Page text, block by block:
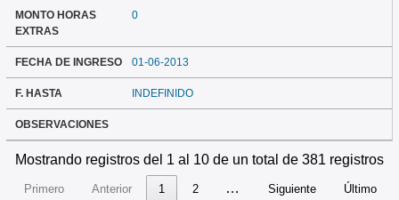
MONTO HORAS
EXTRAS
0
FECHA DE INGRESO 01-06-2013
F. HASTA INDEFINIDO
OBSERVACIONES
Mostrando registros del 1 al 10 de un total de 381 registros
Primero Anterior 1 2 … Siguiente Último